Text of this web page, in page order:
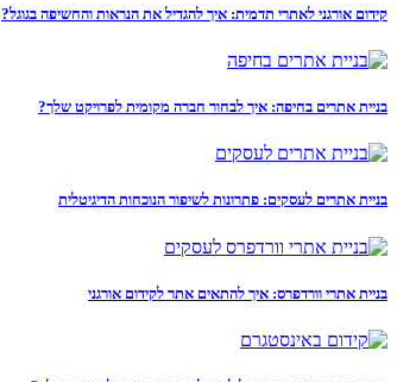
קידום אורגני לאתרי תדמית: איך להגדיל את הנראות והחשיפה בגוגל?
בניית אתרים בחיפה: איך לבחור חברה מקומית לפרויקט שלך?
בניית אתרים לעסקים: פתרונות לשיפור הנוכחות הדיגיטלית
בניית אתרי וורדפרס: איך להתאים אתר לקידום אורגני